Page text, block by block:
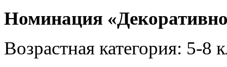
Номинация
Возрастная категория: 5-8